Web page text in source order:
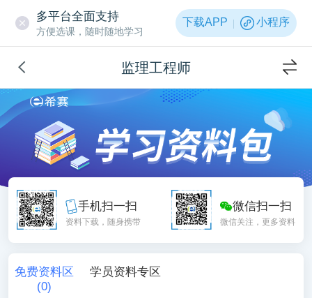
多平台全面支持
方便选课，随时随地学习
下载APP 小程序
监理工程师
手机扫一扫
资料下载，随身携带
微信扫一扫
微信关注，更多资料
免费资料区
(0)
学员资料专区